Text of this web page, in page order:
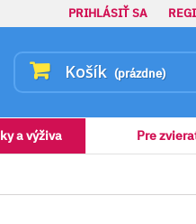
PRIHLÁSIŤ SA
Košík (prázdne)
a výživa Pre